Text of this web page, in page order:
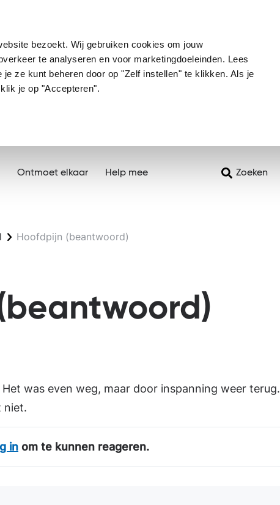
bezoekt. Wij gebruiken cookies om jouw
te analyseren en voor marketingdoeleinden. Lees
ze kunt beheren door op "Zelf instellen" te klikken. Als je
je op "Accepteren".
Ontmoet elkaar Help mee Zoeken
Hoofdpijn (beantwoord)
was even weg, maar door inspanning weer terug.
niet.
in om te kunnen reageren.